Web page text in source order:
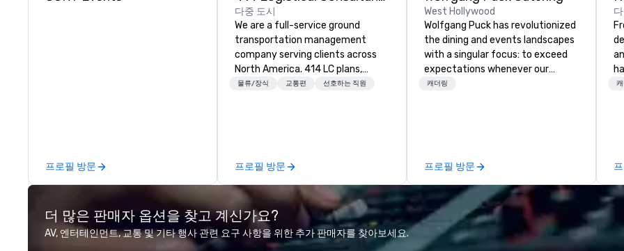
프로필 방문
다중 도시
We are a full-service ground
transportation management
company serving clients across
North America. 414 LC plans,
coordinates, and manages
transfers to large-scale
convention shuttles and
everything in between, our team
brings hands-on experience and
careful coordination to each
program. We focus on reliable
물류/장식 교통편 선호하는 직원
프로필 방문
West Hollywood
Wolfgang Puck has revolutionized
the dining and events landscapes
with a singular focus: to exceed
expectations whenever our
guests gather for a meal.
team continues to set the
standard for culinary excellence,
bringing Wolfgang’s legendary
combination of innovative cuisine
and refined service to the worlds’
most renowned and demanding
캐더링
프로필 방문
더 많은 판매자 옵션을 찾고 계신가요?
AV, 엔터테인먼트, 교통 및 기타 행사 관련 요구 사항을 위한 추가 판매자를 찾아보세요.